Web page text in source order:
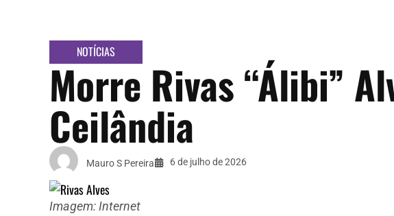
NOTÍCIAS
Morre Rivas “Álibi”
Ceilândia
Mauro S Pereira 6 de julho de 2026
Imagem: Internet